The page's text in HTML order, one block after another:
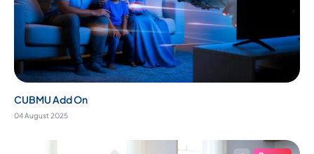
CUBMU Add On
04 August 2025